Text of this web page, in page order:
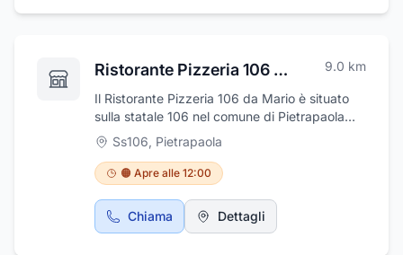
palestra riabilitativa ed inoltre terapia
occupa di problematiche inerenti alle
scorrette abitudini alimentari, disturbi
dell'alimentazione in generale, nonché di
disturbi del comportamento alimentare. Si
eseguono piani alimentari personalizzati. Si
occupa inoltre di terapie dietetiche nell'
obesità, sovrappeso ed eccessiva magrezza
nelle patologie metaboliche,
nell'alimentazione degli sportivi, in
gravidanza, nell'età evolutiva.
Ristorante Pizzeria 106 da Mario 9.0 km
Il Ristorante Pizzeria 106 da Mario è situato
sulla statale 106 nel comune di Pietrapaola
Marina ,in provincia di Cosenza ed è lieto di
accogliervi nei suoi locali finemente arredati,
con abbondanti e sfiziosi primi di mare e di
terra, secondi piatti di carne e di pesce e
fumanti pizze cotte rigorosamente nel forno a
legnaIl menù comprende una selezione di
Ss106, Pietrapaola
🟠 Apre alle 12:00
Chiama Dettagli